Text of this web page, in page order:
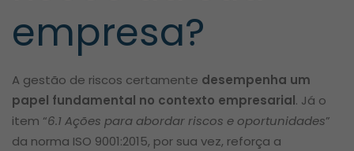
empresa?
A gestão de riscos certamente desempenha um
papel fundamental no contexto empresarial. Já o
item “6.1 Ações para abordar riscos e oportunidades”
da norma ISO 9001:2015, por sua vez, reforça a